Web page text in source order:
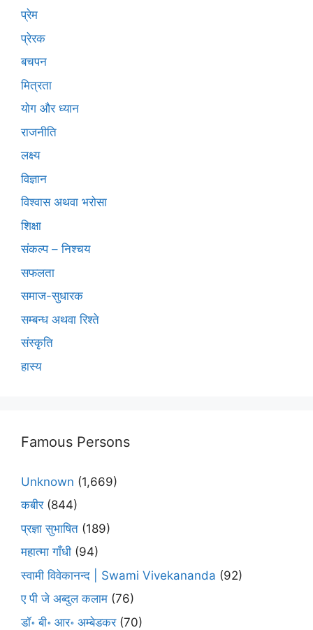
प्रेम
प्रेरक
बचपन
मित्रता
योग और ध्यान
राजनीति
लक्ष्य
विज्ञान
विश्वास अथवा भरोसा
शिक्षा
संकल्प – निश्चय
सफलता
समाज-सुधारक
सम्बन्ध अथवा रिश्ते
संस्कृति
हास्य
Famous Persons
Unknown (1,669)
कबीर(844)
प्रज्ञा सुभाषित (189)
महात्मा गाँधी (94)
स्वामी विवेकानन्द | Swami Vivekananda (92)
ए पी जे अब्दुल कलाम (76)
डॉ॰ बी॰ आर॰ अम्बेडकर(70)